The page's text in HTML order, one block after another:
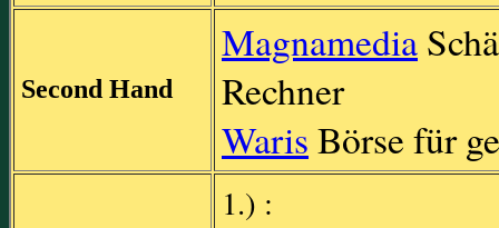
Second Hand
Magnamedia
Rechner
Waris Börse für
1.) :